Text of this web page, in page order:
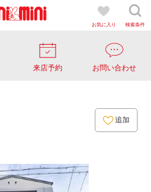
お気に入り 検索条件
来店予約 お問い合わせ
追加